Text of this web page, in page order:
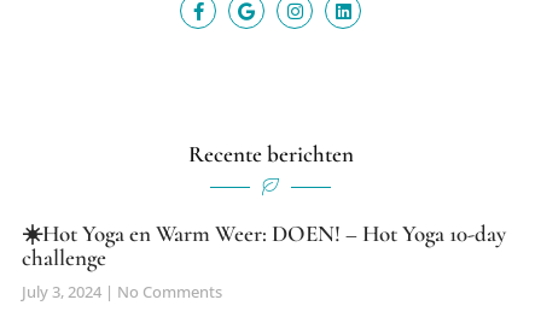
Recente berichten
☀️Hot Yoga en Warm Weer: DOEN! – Hot Yoga 10-day
challenge
July 3, 2024 No Comments